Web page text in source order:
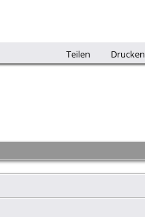
Teilen Drucken